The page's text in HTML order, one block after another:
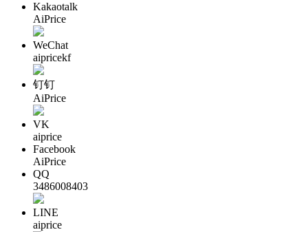
Kakaotalk
AiPrice
WeChat
aipricekf
钉钉
AiPrice
VK
aiprice
Facebook
AiPrice
QQ
3486008403
LINE
aiprice